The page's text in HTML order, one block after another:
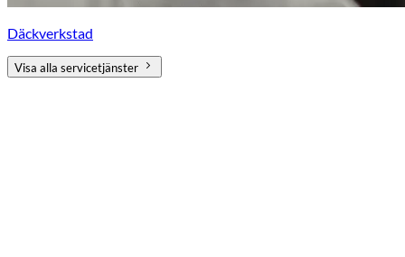
Däckverkstad
Visa alla servicetjänster